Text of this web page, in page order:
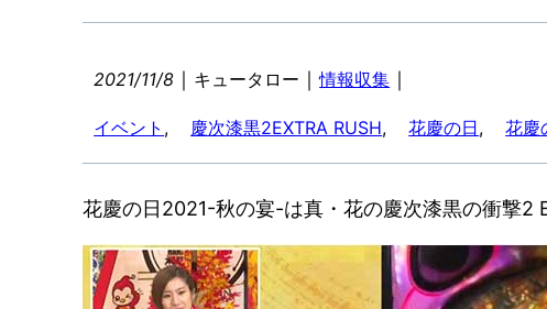
2021/11/8 ｜ キュータロー ｜情報収集 ｜
イベント , 慶次漆黒2EXTRA RUSH, 花慶の日, 花慶
花慶の日2021-秋の宴-は真・花の慶次漆黒の衝撃2